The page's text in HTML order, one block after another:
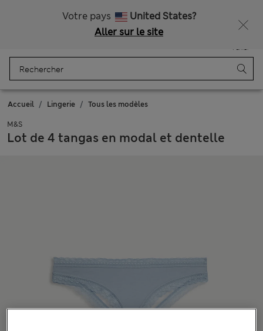
Votre pays
United States?
Aller sur le site
Panier
Accueil Lingerie Tous les modèles
M&S
Lot de 4 tangas en modal et dentelle